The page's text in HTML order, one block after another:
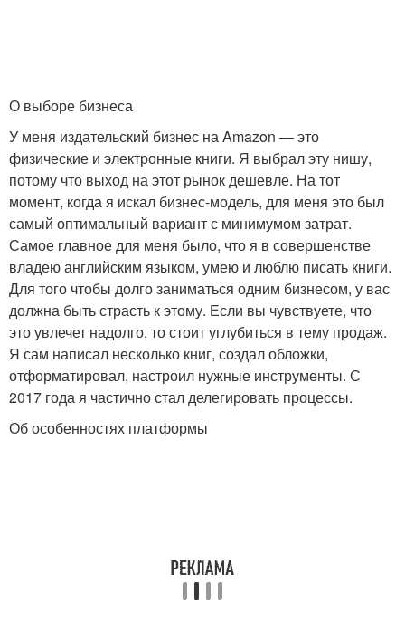
О выборе бизнеса
У меня издательский бизнес на Amazon — это
физические и электронные книги. Я выбрал эту нишу,
потому что выход на этот рынок дешевле. На тот
момент, когда я искал бизнес-модель, для меня это был
самый оптимальный вариант с минимумом затрат.
Самое главное для меня было, что я в совершенстве
владею английским языком, умею и люблю писать книги.
Для того чтобы долго заниматься одним бизнесом, у вас
должна быть страсть к этому. Если вы чувствуете, что
это увлечет надолго, то стоит углубиться в тему продаж.
Я сам написал несколько книг, создал обложки,
отформатировал, настроил нужные инструменты. С
2017 года я частично стал делегировать процессы.
Об особенностях платформы